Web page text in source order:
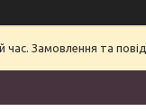
час. Замовлення та